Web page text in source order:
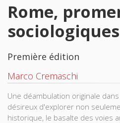
Rome,
sociologiques
Première édition
Marco Cremaschi
Une déambulation originale
désireux d'explorer non
historique, le basalte des voies